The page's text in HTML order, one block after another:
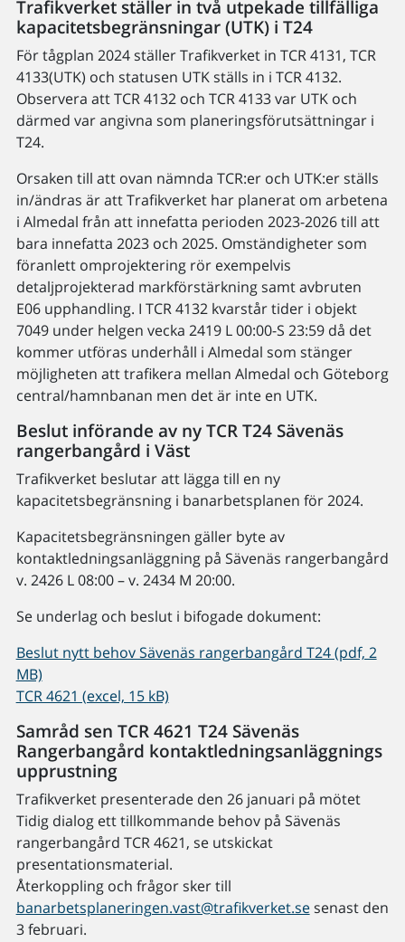
Trafikverket ställer in två utpekade tillfälliga
kapacitetsbegränsningar (UTK) i T24
För tågplan 2024 ställer Trafikverket in TCR 4131, TCR
4133(UTK) och statusen UTK ställs in i TCR 4132.
Observera att TCR 4132 och TCR 4133 var UTK och
därmed var angivna som planeringsförutsättningar i
T24.
Orsaken till att ovan nämnda TCR:er och UTK:er ställs
in/ändras är att Trafikverket har planerat om arbetena
i Almedal från att innefatta perioden 2023-2026 till att
bara innefatta 2023 och 2025. Omständigheter som
föranlett omprojektering rör exempelvis
detaljprojekterad markförstärkning samt avbruten
E06 upphandling. I TCR 4132 kvarstår tider i objekt
7049 under helgen vecka 2419 L 00:00-S 23:59 då det
kommer utföras underhåll i Almedal som stänger
möjligheten att trafikera mellan Almedal och Göteborg
central/hamnbanan men det är inte en UTK.
Beslut införande av ny TCR T24 Sävenäs
rangerbangård i Väst
Trafikverket beslutar att lägga till en ny
kapacitetsbegränsning i banarbetsplanen för 2024.
Kapacitetsbegränsningen gäller byte av
kontaktledningsanläggning på Sävenäs rangerbangård
v. 2426 L 08:00 – v. 2434 M 20:00.
Se underlag och beslut i bifogade dokument:
Beslut nytt behov Sävenäs rangerbangård T24 (pdf, 2
MB)
TCR 4621 (excel, 15 kB)
Samråd sen TCR 4621 T24 Sävenäs
Rangerbangård kontaktledningsanläggnings
upprustning
Trafikverket presenterade den 26 januari på mötet
Tidig dialog ett tillkommande behov på Sävenäs
rangerbangård TCR 4621, se utskickat
presentationsmaterial.
Återkoppling och frågor sker till
banarbetsplaneringen.vast@trafikverket.sesenast den
3 februari.